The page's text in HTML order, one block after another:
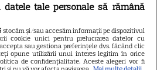
Pavel a început filmările
noul sezon „Apel la
Ce pregătește la
tale personale să rămână
stocăm și/sau accesăm informații pe dispozitivul
cookie unici pentru prelucrarea datelor cu
sau gestiona preferințele dvs. făcând clic
opune utilizării unui interes legitim în orice
de confidențialitate. Aceste alegeri vor fi